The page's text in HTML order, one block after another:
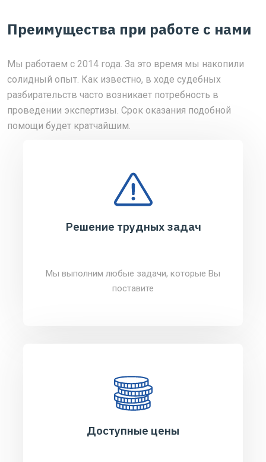
Преимущества при работе с нами
Мы работаем с 2014 года. За это время мы накопили
солидный опыт. Как известно, в ходе судебных
разбирательств часто возникает потребность в
проведении экспертизы. Срок оказания подобной
помощи будет кратчайшим.
Решение трудных задач
Мы выполним любые задачи, которые Вы
поставите
Доступные цены